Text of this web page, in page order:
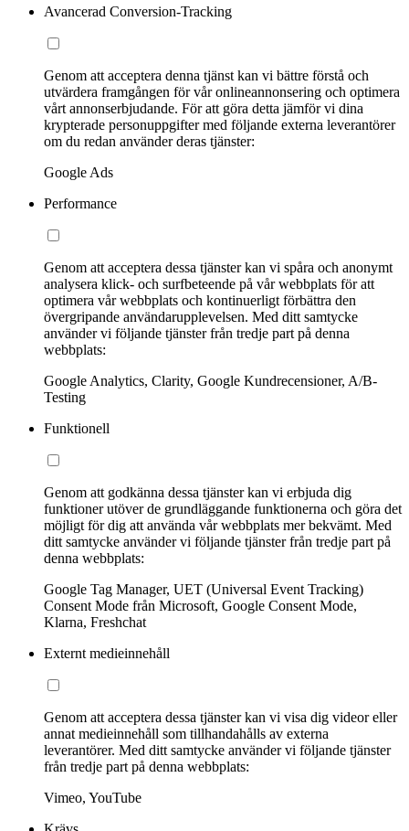
Avancerad Conversion-Tracking
Genom att acceptera denna tjänst kan vi bättre förstå och
utvärdera framgången för vår onlineannonsering och optimera
vårt annonserbjudande. För att göra detta jämför vi dina
krypterade personuppgifter med följande externa leverantörer
om du redan använder deras tjänster:
Google Ads
Performance
Genom att acceptera dessa tjänster kan vi spåra och anonymt
analysera klick- och surfbeteende på vår webbplats för att
optimera vår webbplats och kontinuerligt förbättra den
övergripande användarupplevelsen. Med ditt samtycke
använder vi följande tjänster från tredje part på denna
webbplats:
Google Analytics, Clarity, Google Kundrecensioner, A/B-
Testing
Funktionell
Genom att godkänna dessa tjänster kan vi erbjuda dig
funktioner utöver de grundläggande funktionerna och göra det
möjligt för dig att använda vår webbplats mer bekvämt. Med
ditt samtycke använder vi följande tjänster från tredje part på
denna webbplats:
Google Tag Manager, UET (Universal Event Tracking)
Consent Mode från Microsoft, Google Consent Mode,
Klarna, Freshchat
Externt medieinnehåll
Genom att acceptera dessa tjänster kan vi visa dig videor eller
annat medieinnehåll som tillhandahålls av externa
leverantörer. Med ditt samtycke använder vi följande tjänster
från tredje part på denna webbplats:
Vimeo, YouTube